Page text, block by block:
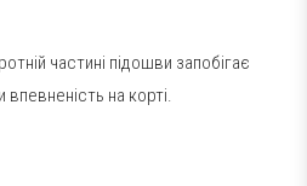
частині підошви запобігає
на корті.